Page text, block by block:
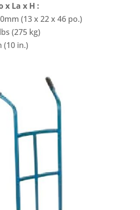
x La x H :
(13 x 22 x 46 po.)
(275 kg)
(10 in.)